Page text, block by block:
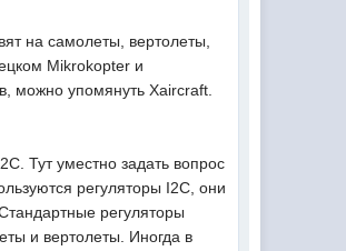
на самолеты, вертолеты,
Mikrokopter и
можно упомянуть Xaircraft.
Тут уместно задать вопрос
регуляторы I2C, они
регуляторы
и вертолеты. Иногда в